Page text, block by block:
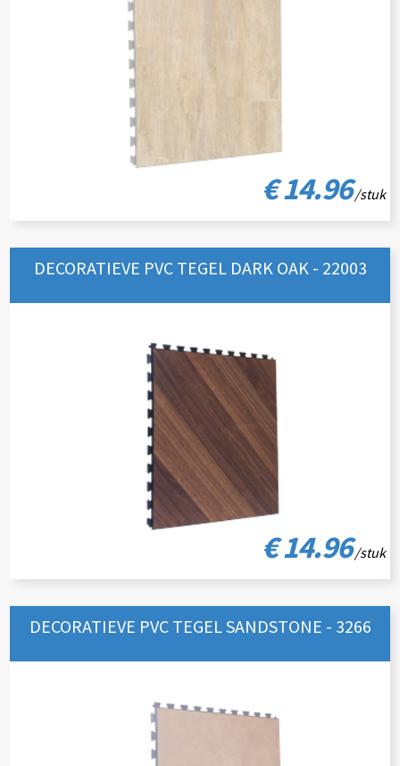
€ 14.96/stuk
DECORATIEVE PVC TEGEL DARK OAK - 22003
€ 14.96/stuk
DECORATIEVE PVC TEGEL SANDSTONE - 3266